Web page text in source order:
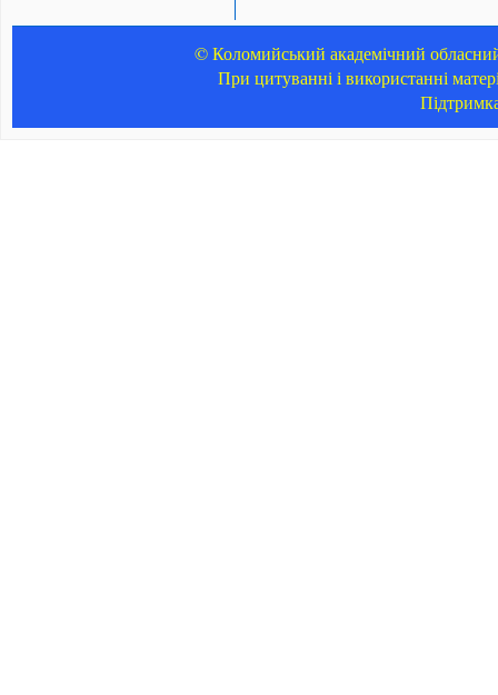
© Коломийський академічний
При цитуванні і використанні